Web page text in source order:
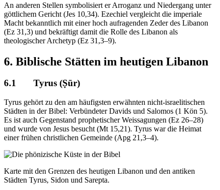
An anderen Stellen symbolisiert er Arroganz und Niedergang unter
göttlichem Gericht (Jes 10,34). Ezechiel vergleicht die imperiale
Macht bekanntlich mit einer hoch aufragenden Zeder des Libanon
(Ez 31,3) und bekräftigt damit die Rolle des Libanon als
theologischer Archetyp (Ez 31,3–9).
6. Biblische Stätten im heutigen Libanon
6.1 Tyrus (Ṣūr)
Tyrus gehört zu den am häufigsten erwähnten nicht-israelitischen
Städten in der Bibel: Verbündeter Davids und Salomos (1 Kön 5).
Es ist auch Gegenstand prophetischer Weissagungen (Ez 26–28)
und wurde von Jesus besucht (Mt 15,21). Tyrus war die Heimat
einer frühen christlichen Gemeinde (Apg 21,3–4).
Karte mit den Grenzen des heutigen Libanon und den antiken
Städten Tyrus, Sidon und Sarepta.